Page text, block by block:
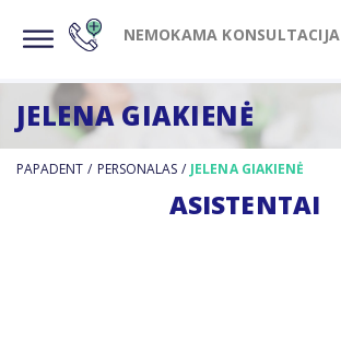
NEMOKAMA KONSULTACIJA
JELENA GIAKIENĖ
PAPADENT / PERSONALAS / JELENA GIAKIENĖ
ASISTENTAI